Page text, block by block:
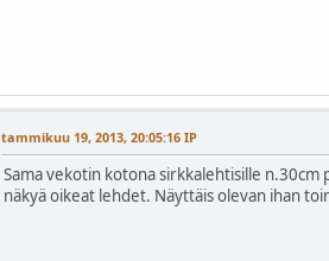
tammikuu 19, 2013, 20:05:16 IP
Sama vekotin kotona sirkkalehtisille n.30cm
näkyä oikeat lehdet. Näyttäis olevan ihan